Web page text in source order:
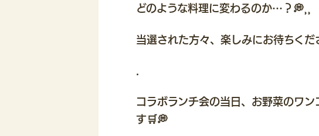
どのような料理に変わるのか…？💭⸒⸒
当選された方々、楽しみにお待ちくだ
コラボランチ会の当日、お野菜のワ
す🛒💭